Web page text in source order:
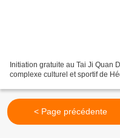
Initiation gratuite au Tai Ji Quan
complexe culturel et sportif de
< Page précédente